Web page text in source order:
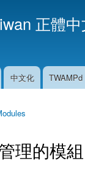
正體
中文化 TWAMPd
理的模組